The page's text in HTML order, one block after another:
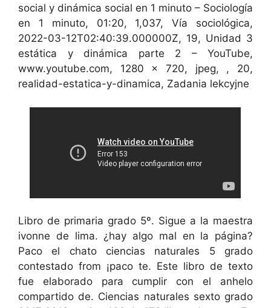
social y dinámica social en 1 minuto – Sociología
en 1 minuto, 01:20, 1,037, Vía sociológica,
2022-03-12T02:40:39.000000Z, 19, Unidad 3
estática y dinámica parte 2 – YouTube,
www.youtube.com, 1280 x 720, jpeg, , 20,
realidad-estatica-y-dinamica, Zadania lekcyjne
Libro de primaria grado 5º. Sigue a la maestra
ivonne de lima. ¿hay algo mal en la página?
Paco el chato ciencias naturales 5 grado
contestado from ¡paco te. Este libro de texto
fue elaborado para cumplir con el anhelo
compartido de. Ciencias naturales sexto grado